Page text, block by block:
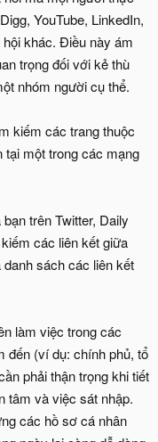
YouTube, LinkedIn,
khác. Điều này ám
trọng đối với kẻ thù
nhóm người cụ thể.
kiếm các trang thuộc
tại một trong các mạng
trên Twitter, Daily
các liên kết giữa
sách các liên kết
làm việc trong các
đến (ví dụ: chính phủ, tổ
phải thận trọng khi tiết
tâm và việc sát nhập.
các hồ sơ cá nhân